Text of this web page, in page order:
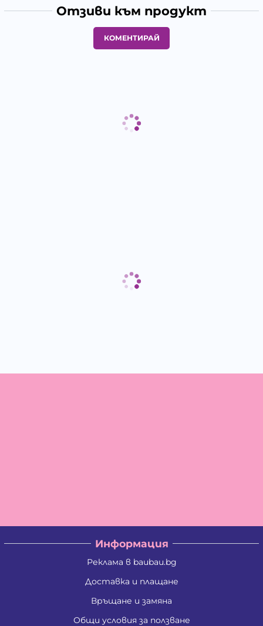
Отзиви към продукт
КОМЕНТИРАЙ
Информация
Реклама в baubau.bg
Доставка и плащане
Връщане и замяна
Общи условия за ползване